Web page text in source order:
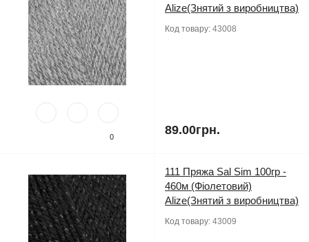
0
Alize(Знятий з виробництва)
Код товару: 43008
89.00грн.
111 Пряжа Sal Sim 100гр -
460м (Фіолетовий)
Alize(Знятий з виробництва)
Код товару: 43009